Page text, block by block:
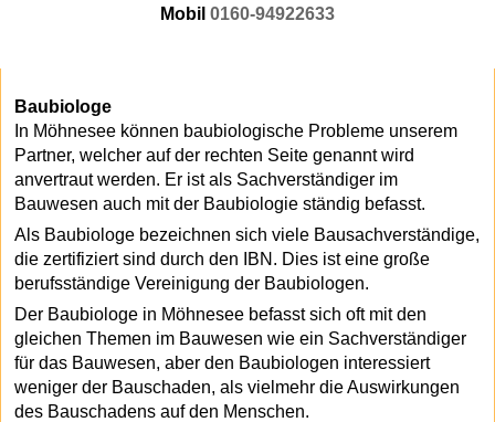
Mobil 0160-94922633
Baubiologe
In Möhnesee können baubiologische Probleme unserem
Partner, welcher auf der rechten Seite genannt wird
anvertraut werden. Er ist als Sachverständiger im
Bauwesen auch mit der Baubiologie ständig befasst.
Als Baubiologe bezeichnen sich viele Bausachverständige,
die zertifiziert sind durch den IBN. Dies ist eine große
berufsständige Vereinigung der Baubiologen.
Der Baubiologe in Möhnesee befasst sich oft mit den
gleichen Themen im Bauwesen wie ein Sachverständiger
für das Bauwesen, aber den Baubiologen interessiert
weniger der Bauschaden, als vielmehr die Auswirkungen
des Bauschadens auf den Menschen.